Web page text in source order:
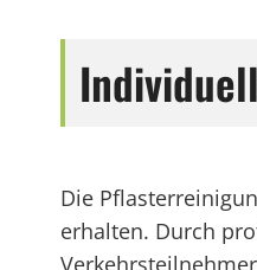
Die
erhalten. Durch